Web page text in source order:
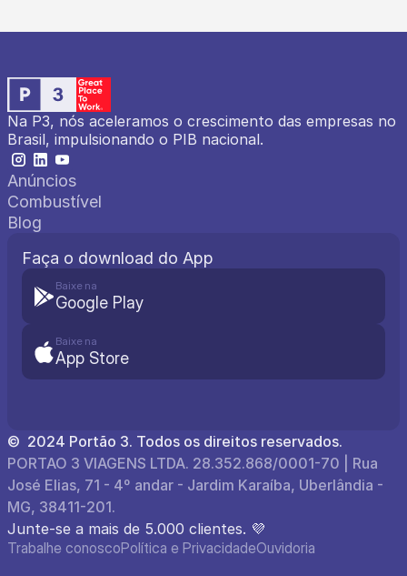
Na P3, nós aceleramos o crescimento das empresas no
Brasil, impulsionando o PIB nacional.
Anúncios
Combustível
Blog
Faça o download do App
Baixe na
Google Play
Baixe na
App Store
©  2024 Portão 3. Todos os direitos reservados.
PORTAO 3 VIAGENS LTDA. 28.352.868/0001-70 | Rua
José Elias, 71 - 4º andar - Jardim Karaíba, Uberlândia -
MG, 38411-201.
Junte-se a mais de 5.000 clientes. 💜
Trabalhe conoscoPolítica e PrivacidadeOuvidoria